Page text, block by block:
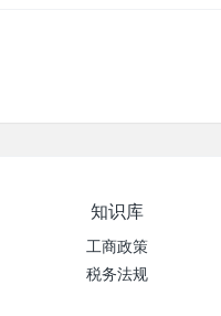
知识库
工商政策
税务法规